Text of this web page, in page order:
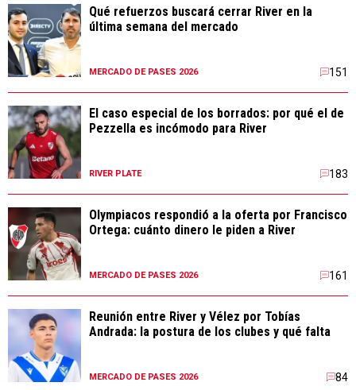
Qué refuerzos buscará cerrar River en la
última semana del mercado
MERCADO DE PASES 2026 151
El caso especial de los borrados: por qué el de
Pezzella es incómodo para River
RIVER PLATE 183
Olympiacos respondió a la oferta por Francisco
Ortega: cuánto dinero le piden a River
MERCADO DE PASES 2026 161
Reunión entre River y Vélez por Tobías
Andrada: la postura de los clubes y qué falta
MERCADO DE PASES 2026 84